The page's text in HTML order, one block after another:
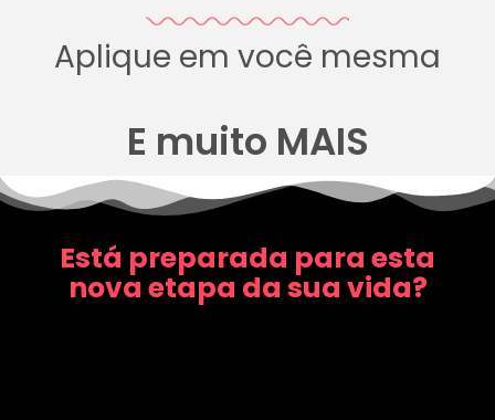
Aplique em você mesma
E muito MAIS
Está preparada para esta
nova etapa da sua vida?